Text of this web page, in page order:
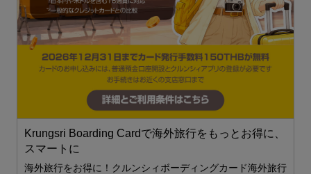
Krungsri Boarding Cardで海外旅行をもっとお得に、
スマートに
海外旅行をお得に！クルンシィボーディングカード海外旅行